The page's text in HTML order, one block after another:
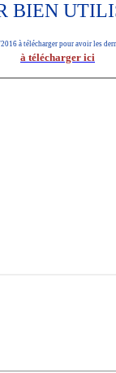
BIEN
à télécharger pour avoir les
à télécharger ici